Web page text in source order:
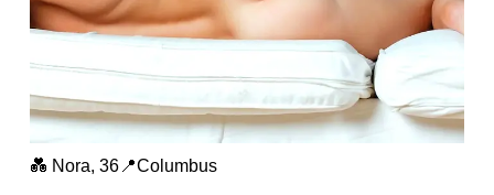
💑 Nora, 36📍Columbus